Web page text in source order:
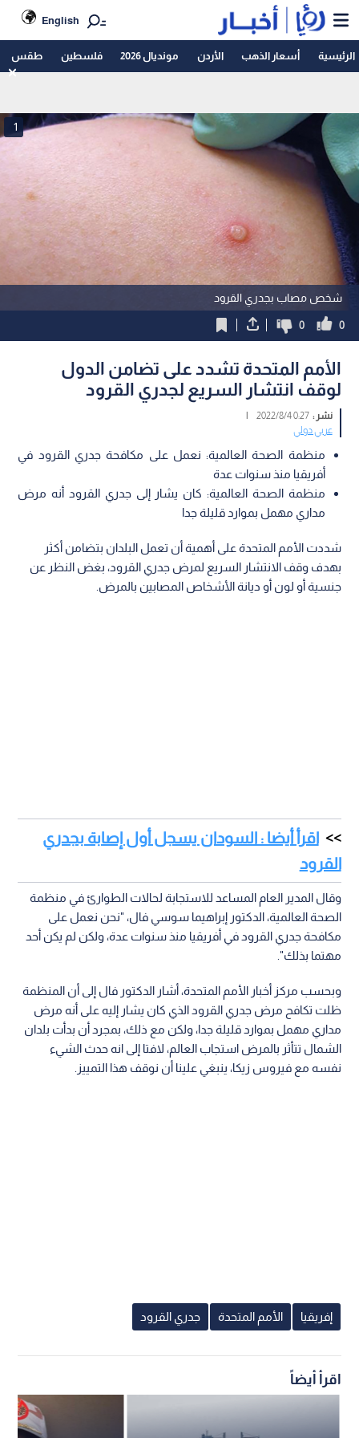
English
الرئيسية أسعار الذهب الأردن مونديال 2026 فلسطين طقس
شخص مصاب بجدري القرود
1
0
0
الأمم المتحدة تشدد على تضامن الدول
لوقف انتشار السريع لجدري القرود
نشر :0:27 2022/8/4
|
عربي دولي
منظمة الصحة العالمية: نعمل على مكافحة جدري القرود في
أفريقيا منذ سنوات عدة
منظمة الصحة العالمية: كان يشار إلى جدري القرود أنه مرض
مداري مهمل بموارد قليلة جدا
شددت الأمم المتحدة على أهمية أن تعمل البلدان بتضامن أكثر
بهدف وقف الانتشار السريع لمرض جدري القرود، بغض النظر عن
جنسية أو لون أو ديانة الأشخاص المصابين بالمرض.
اقرأ أيضا : السودان يسجل أول إصابة بجدري
القرود
وقال المدير العام المساعد للاستجابة لحالات الطوارئ في منظمة
الصحة العالمية، الدكتور إبراهيما سوسي فال، "نحن نعمل على
مكافحة جدري القرود في أفريقيا منذ سنوات عدة، ولكن لم يكن أحد
مهتما بذلك".
وبحسب مركز أخبار الأمم المتحدة، أشار الدكتور فال إلى أن المنظمة
ظلت تكافح مرض جدري القرود الذي كان يشار إليه على أنه مرض
مداري مهمل بموارد قليلة جدا، ولكن مع ذلك، بمجرد أن بدأت بلدان
الشمال تتأثر بالمرض استجاب العالم، لافتا إلى انه حدث الشيء
نفسه مع فيروس زيكا، ينبغي علينا أن نوقف هذا التمييز.
إفريقيا الأمم المتحدة جدري القرود
اقرأ أيضاً